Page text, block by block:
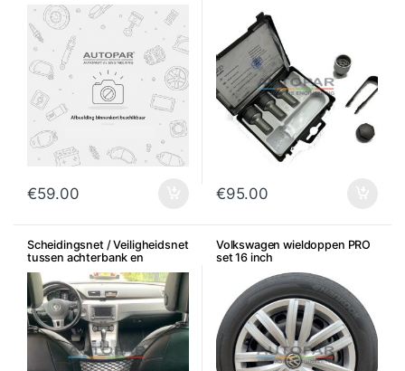
€59.00 €95.00
Scheidingsnet / Veiligheidsnet
tussen achterbank en
voorstoelen
Volkswagen wieldoppen PRO
set 16 inch